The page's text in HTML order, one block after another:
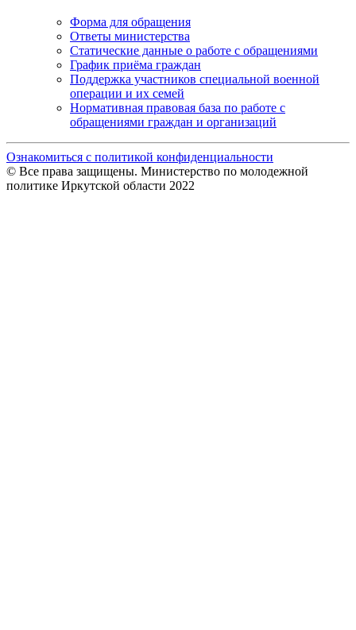
Форма для обращения
Ответы министерства
Статические данные о работе с обращениями
График приёма граждан
Поддержка участников специальной военной
операции и их семей
Нормативная правовая база по работе с
обращениями граждан и организаций
Ознакомиться с политикой конфиденциальности
© Все права защищены. Министерство по молодежной
политике Иркутской области 2022